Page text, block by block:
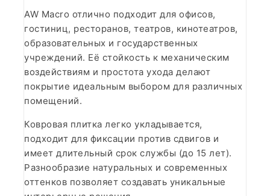
AW Macro отлично подходит для офисов,
гостиниц, ресторанов, театров, кинотеатров,
образовательных и государственных
учреждений. Её стойкость к механическим
воздействиям и простота ухода делают
покрытие идеальным выбором для различных
помещений.
Ковровая плитка легко укладывается,
подходит для фиксации против сдвигов и
имеет длительный срок службы (до 15 лет).
Разнообразие натуральных и современных
оттенков позволяет создавать уникальные